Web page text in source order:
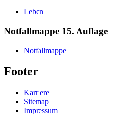
Leben
Notfallmappe 15. Auflage
Notfallmappe
Footer
Karriere
Sitemap
Impressum